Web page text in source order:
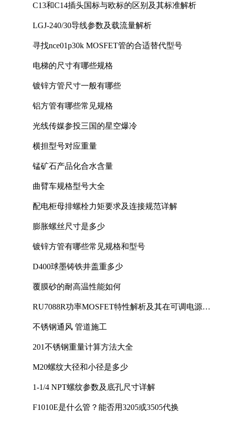
C13和C14插头国标与欧标的区别及其标准解析
LGJ-240/30导线参数及载流量解析
寻找nce01p30k MOSFET管的合适替代型号
电梯的尺寸有哪些规格
镀锌方管尺寸一般有哪些
铝方管有哪些常见规格
光线传媒参投三国的星空爆冷
横担型号对应重量
锰矿石产品化合水含量
曲臂车规格型号大全
配电柜母排螺栓力矩要求及连接规范详解
膨胀螺丝尺寸是多少
镀锌方管有哪些常见规格和型号
D400球墨铸铁井盖重多少
覆膜砂的耐高温性能如何
RU7088R功率MOSFET特性解析及其在可调电源设
不锈钢通风 管道施工
201不锈钢重量计算方法大全
M20螺纹大径和小径是多少
1-1/4 NPT螺纹参数及底孔尺寸详解
F1010E是什么管？能否用3205或3505代换